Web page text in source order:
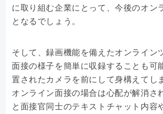
に取り組む企業にとって、今後のオン
となるでしょう。
そして、録画機能を備えたオンライン
面接の様子を簡単に収録することも可
置されたカメラを前にして身構えてし
オンライン面接の場合は心配が解消さ
と面接官同士のテキストチャット内容